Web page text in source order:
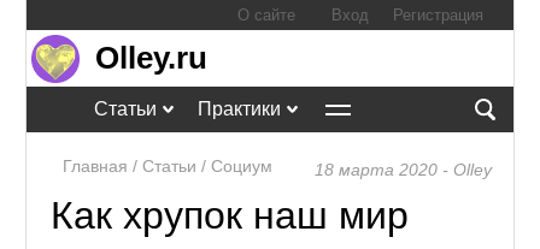
Вход Регистрация
О сайте
Olley.ru
Статьи Практики
18 марта 2020 - Olley
Главная /Статьи /Социум
Как хрупок наш мир